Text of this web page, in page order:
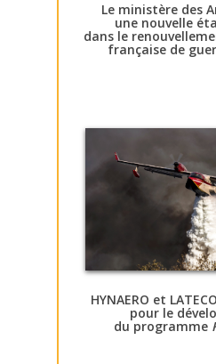
Le ministère des
une nouvelle
dans le
française de
HYNAERO et
pour le
du programme